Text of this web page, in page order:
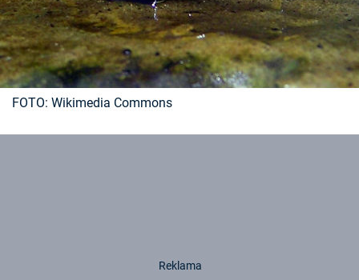
FOTO: Wikimedia Commons